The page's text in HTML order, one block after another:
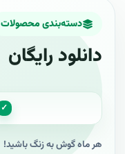
دسته‌بندی محصولات
دانلود رايگان
✓
هر ماه گوش به زنگ باشيد!